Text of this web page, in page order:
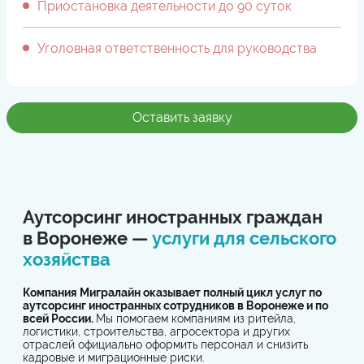
Приостановка деятельности до 90 суток
Уголовная ответственность для руководства
Оставить заявку
Аутсорсинг иностранных граждан
в Воронеже —услуги для сельского
хозяйства
Компания Мигралайн оказывает полный цикл услуг по
аутсорсинг иностранных сотрудников в Воронеже и по
всей России. Мы помогаем компаниям из ритейла,
логистики, строительства, агросектора и других
отраслей официально оформить персонал и снизить
кадровые и миграционные риски.